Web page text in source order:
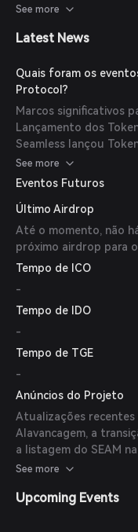
Comunitária:
possibilitando que
transparentes e
Coinbase, Uniswap,
See more
Latest News
Quais foram os
Protocol?
Marcos significativos
Lançamento dos
Seamless lançou
oferecendo
como ativos ERC-20.
principal de
empréstimos sem
inovação e ganhar
tornou-se o primeiro
Base listado na
significativa para o
See more
Eventos Futuros
Último Airdrop
Até o momento, não
próximo airdrop para
Tempo de ICO
-
Tempo de IDO
-
Tempo de TGE
-
Anúncios do Projeto
Atualizações recentes
Alavancagem, a
a listagem do SEAM
destacam o
See more
Upcoming Events